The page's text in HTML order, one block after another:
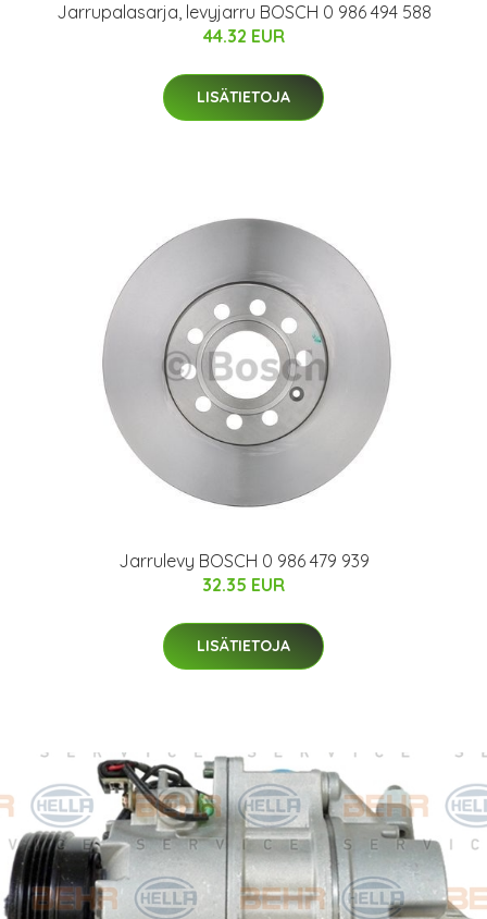
Jarrupalasarja, levyjarru BOSCH 0 986 494 588
44.32 EUR
LISÄTIETOJA
Jarrulevy BOSCH 0 986 479 939
32.35 EUR
LISÄTIETOJA